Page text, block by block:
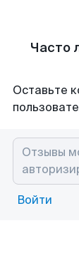
Часто
Оставьте
Войти